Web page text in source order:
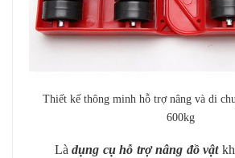
Thiết kế thông minh hỗ trợ nâng và di
600kg
Là dụng cụ hỗ trợ nâng đồ vật